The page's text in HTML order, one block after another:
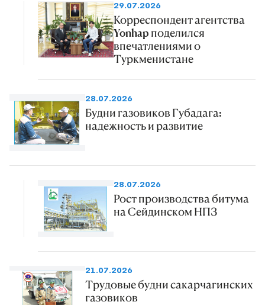
29.07.2026
Корреспондент агентства
Yonhap поделился
впечатлениями о
Туркменистане
28.07.2026
Будни газовиков Губадага:
надежность и развитие
28.07.2026
Рост производства битума
на Сейдинском НПЗ
21.07.2026
Трудовые будни сакарчагинских
газовиков